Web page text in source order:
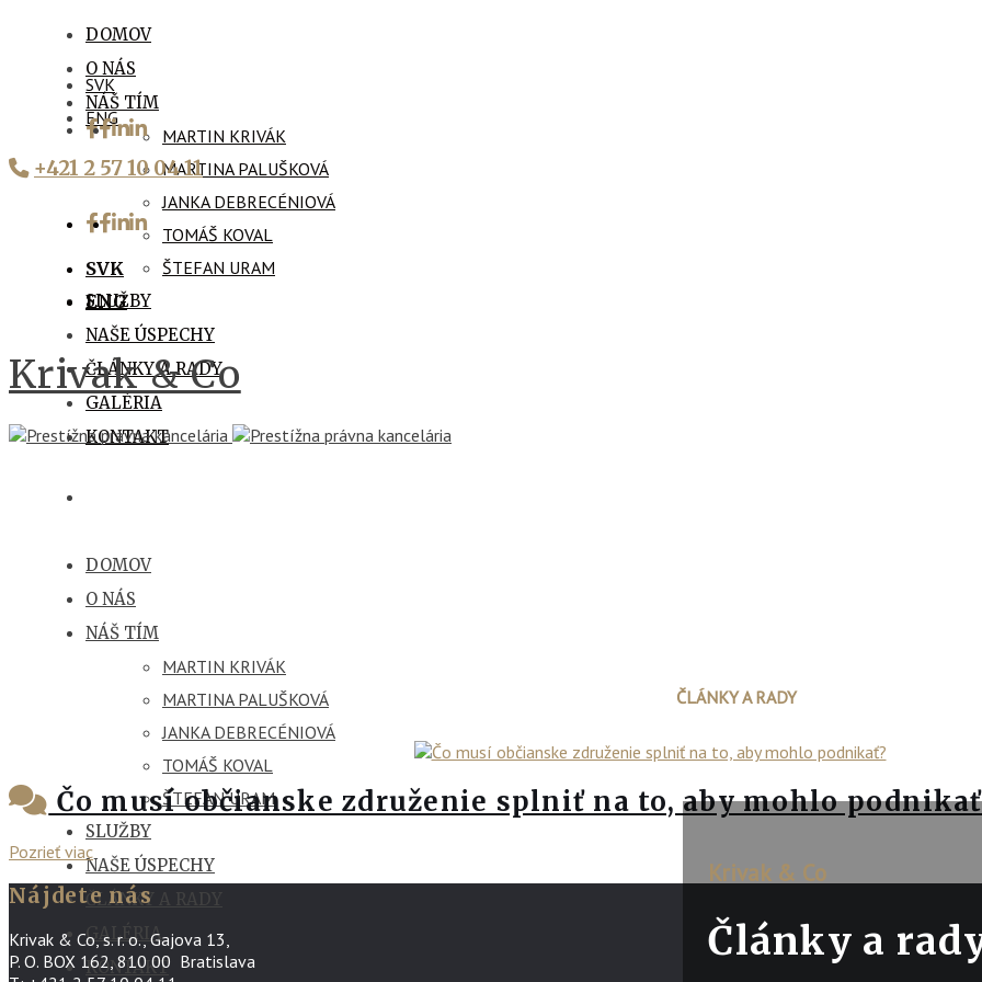
DOMOV
O NÁS
NÁŠ TÍM
MARTIN KRIVÁK
MARTINA PALUŠKOVÁ
JANKA DEBRECÉNIOVÁ
TOMÁŠ KOVAL
ŠTEFAN URAM
SLUŽBY
NAŠE ÚSPECHY
ČLÁNKY A RADY
GALÉRIA
KONTAKT
SVK
ENG
+421 2 57 10 04 11
SVK
ENG
Krivak & Co
DOMOV
O NÁS
NÁŠ TÍM
MARTIN KRIVÁK
MARTINA PALUŠKOVÁ
JANKA DEBRECÉNIOVÁ
TOMÁŠ KOVAL
ŠTEFAN URAM
SLUŽBY
NAŠE ÚSPECHY
ČLÁNKY A RADY
GALÉRIA
KONTAKT
Krivak & Co
Články a
ČLÁNKY A RADY
Čo musí občianske združenie splniť na to, aby mohlo
Pozrieť viac
Nájdete nás
Krivak & Co, s. r. o., Gajova 13,
P. O. BOX 162, 810 00 Bratislava